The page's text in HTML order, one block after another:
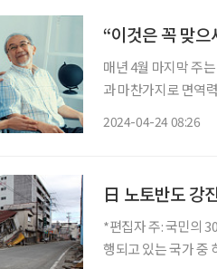
“이것은 꼭 맞
매년 4월 마지막 주
과 마찬가지로 면역
2024-04-24 08:26
日 노토반도 강
*편집자 주: 국민의
행되고 있는 국가 중 하나인